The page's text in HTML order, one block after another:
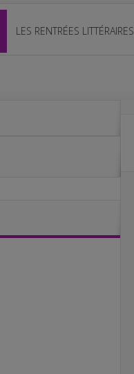
LES RENTRÉES LITTÉRAIRES